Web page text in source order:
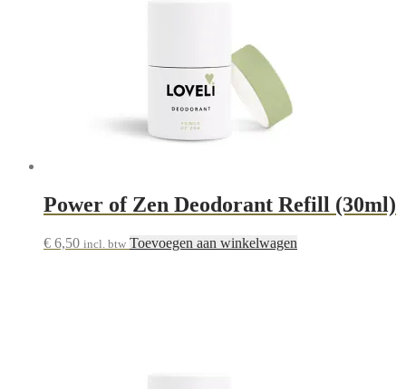
Power of Zen Deodorant Refill (30ml)
€ 6,50 incl. btw Toevoegen aan winkelwagen